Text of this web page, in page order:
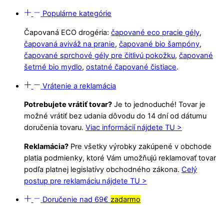
Populárne kategórie
Čapovaná ECO drogéria: čapované eco pracie gély,
čapovaná aviváž na pranie, čapované bio šampóny,
čapované sprchové gély pre čitlivú pokožku, čapované
šetrné bio mydlo, ostatné čapované čistiace.
Vrátenie a reklamácia
Potrebujete vrátiť tovar? Je to jednoduché! Tovar je
možné vrátiť bez udania dôvodu do 14 dní od dátumu
doručenia tovaru. Viac informácií nájdete TU >
Reklamácia? Pre všetky výrobky zakúpené v obchode
platia podmienky, ktoré Vám umožňujú reklamovať tovar
podľa platnej legislatívy obchodného zákona. Celý
postup pre reklamáciu nájdete TU >
Doručenie nad 69€zadarmo